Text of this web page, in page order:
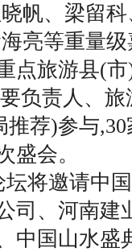
帆、梁留
亮等重量
点旅游县(
负责人、
荐)参与
盛会。
将邀请中
司、河南建
中国山水盛